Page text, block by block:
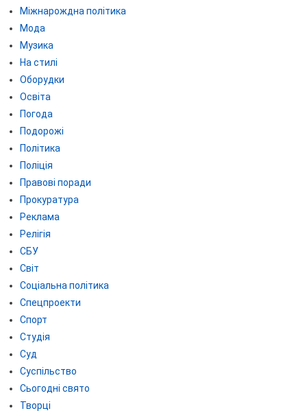
Міжнарождна політика
Мода
Музика
На стилі
Оборудки
Освіта
Погода
Подорожі
Політика
Поліція
Правові поради
Прокуратура
Реклама
Релігія
СБУ
Світ
Соціальна політика
Спецпроекти
Спорт
Студія
Суд
Суспільство
Сьогодні свято
Творці